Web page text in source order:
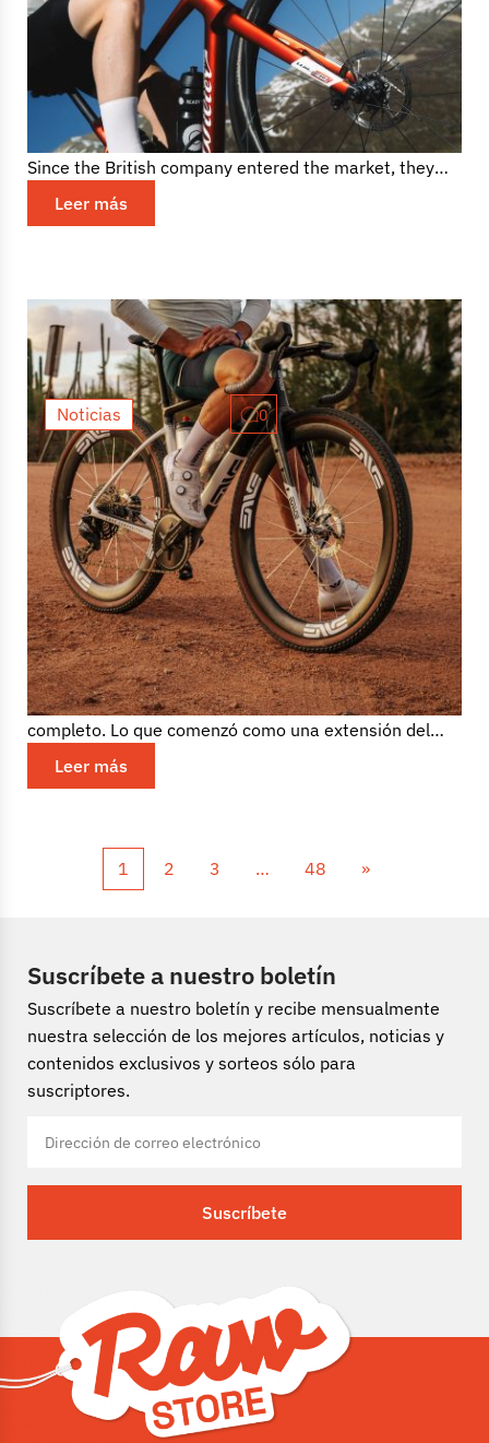
HUNT pushes aero climbing
performance further with new AM
Limitless range
For a brand like Hunt Bike Wheels, innovation has
never been about chasing headline numbers alone.
Since the British company entered the market, they
have consistently...
Leer más
Noticias 0
La nueva gama de ruedas ENVE G
SES representa una visión más
rápida del gravel
Desde que ENVE lanzó en 2018 sus primeras ruedas
específicas para gravel, la disciplina ha cambiado por
completo. Lo que comenzó como una extensión del
ciclismo de...
Leer más
1 2 3 … 48 »
Suscríbete a nuestro boletín
Suscríbete a nuestro boletín y recibe mensualmente
nuestra selección de los mejores artículos, noticias y
contenidos exclusivos y sorteos sólo para
suscriptores.
Suscríbete